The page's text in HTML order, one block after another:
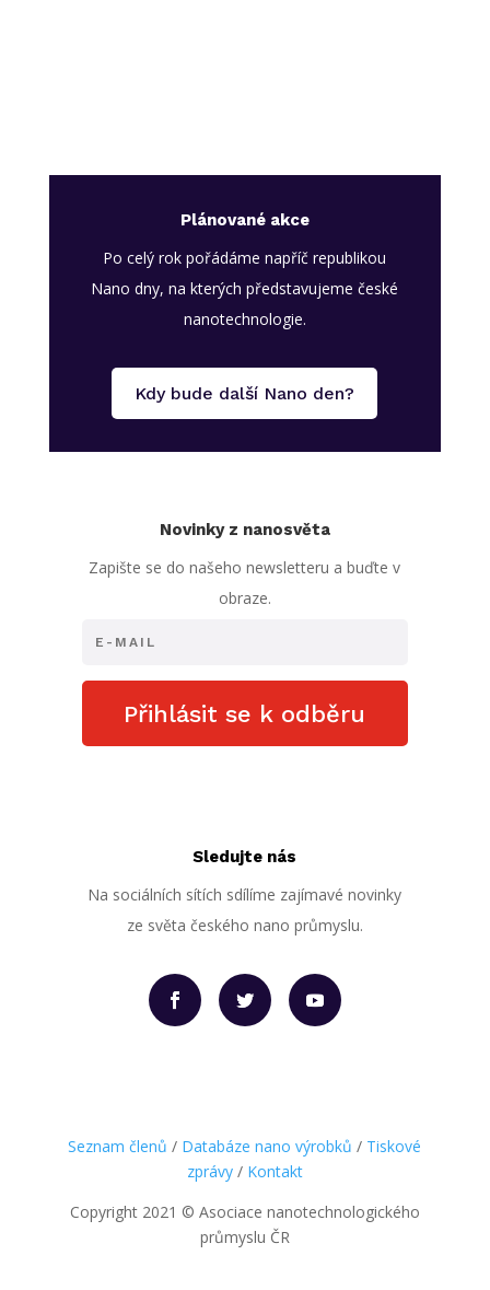
Plánované akce
Po celý rok pořádáme napříč republikou
Nano dny, na kterých představujeme české
nanotechnologie.
Kdy bude další Nano den?
Novinky z nanosvěta
Zapište se do našeho newsletteru a buďte v
obraze.
Přihlásit se k odběru
Sledujte nás
Na sociálních sítích sdílíme zajímavé novinky
ze světa českého nano průmyslu.
Seznam členů / Databáze nano výrobků / Tiskové
zprávy/ Kontakt
Copyright 2021 © Asociace nanotechnologického
průmyslu ČR